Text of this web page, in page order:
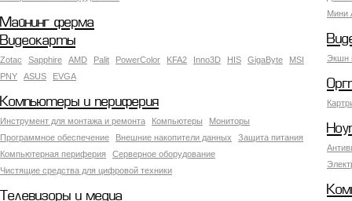
Мини
Майнинг ферма
Экшн
Видеокарты
Zotac Sapphire AMD Palit PowerColor KFA2 Inno3D HIS GigaByte
MSI
PNY
ASUS EVGA
Компьютеры и периферия
Инструмент для монтажа и ремонта Компьютеры
Мониторы
Программное обеспечение
Внешние накопители данных
Защита питания
Компьютерная периферия
Серверное оборудование
Чистящие средства для цифровой техники
Телевизоры и медиа